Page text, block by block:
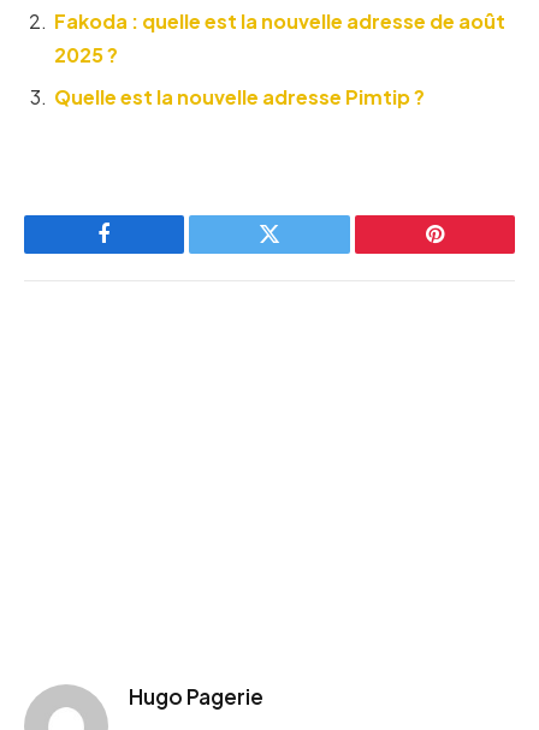
Fakoda : quelle est la nouvelle adresse de août
2025 ?
Quelle est la nouvelle adresse Pimtip ?
Facebook Twitter Pinterest
Hugo Pagerie